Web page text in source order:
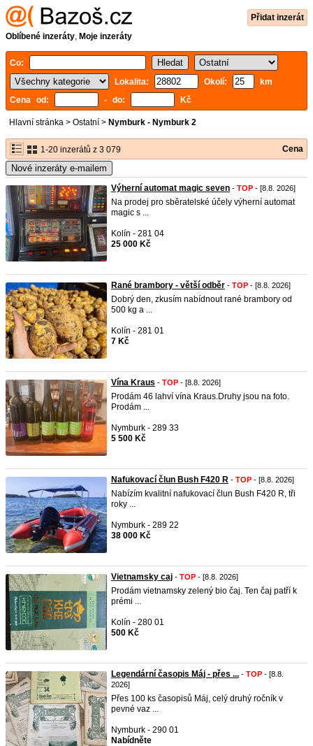
Přidat inzerát
Oblíbené inzeráty, Moje inzeráty
Co:
Lokalita:
Okolí:
km
Cena od:
- do: Kč
Hlavní stránka > Ostatní > Nymburk - Nymburk 2
1-20 inzerátů z 3 079 Cena
Nové inzeráty e-mailem
Výherní automat magic seven - TOP - [8.8. 2026]
Na prodej pro sběratelské účely výherní automat
magic s ...
Kolín - 281 04
25 000 Kč
Rané brambory - větší odběr - TOP - [8.8. 2026]
Dobrý den, zkusím nabídnout rané brambory od
500 kg a ...
Kolín - 281 01
7 Kč
Vína Kraus - TOP - [8.8. 2026]
Prodám 46 lahví vína Kraus.Druhy jsou na foto.
Prodám ...
Nymburk - 289 33
5 500 Kč
Nafukovací člun Bush F420 R - TOP - [8.8. 2026]
Nabízím kvalitní nafukovací člun Bush F420 R, tři
roky ...
Nymburk - 289 22
38 000 Kč
Vietnamsky caj - TOP - [8.8. 2026]
Prodám vietnamsky zelený bio čaj. Ten čaj patří k
prémi ...
Kolín - 280 01
500 Kč
Legendární časopis Máj - přes ... - TOP - [8.8.
2026]
Přes 100 ks časopisů Máj, celý druhý ročník v
pevné vaz ...
Nymburk - 290 01
Nabídněte